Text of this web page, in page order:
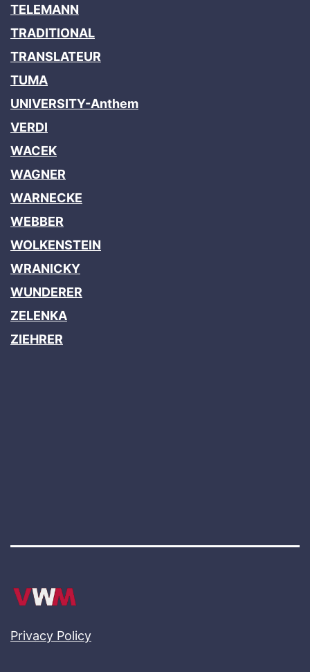
TELEMANN
TRADITIONAL
TRANSLATEUR
TUMA
UNIVERSITY-Anthem
VERDI
WACEK
WAGNER
WARNECKE
WEBBER
WOLKENSTEIN
WRANICKY
WUNDERER
ZELENKA
ZIEHRER
Privacy Policy